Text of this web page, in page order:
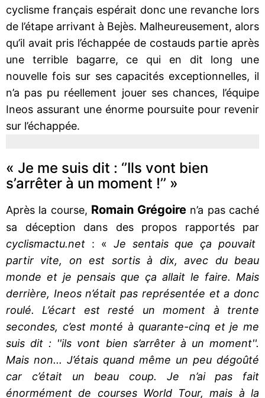
cyclisme français espérait donc une revanche lors
de l’étape arrivant à Bejès. Malheureusement, alors
qu’il avait pris l’échappée de costauds partie après
une terrible bagarre, ce qui en dit long une
nouvelle fois sur ses capacités exceptionnelles, il
n’a pas pu réellement jouer ses chances, l’équipe
Ineos assurant une énorme poursuite pour revenir
sur l’échappée.
« Je me suis dit : ‘’Ils vont bien
s’arrêter à un moment !’’ »
Après la course, Romain Grégoire n’a pas caché
sa déception dans des propos rapportés par
cyclismactu.net : « Je sentais que ça pouvait
partir vite, on est sortis à dix, avec du beau
monde et je pensais que ça allait le faire. Mais
derrière, Ineos n’était pas représentée et a donc
roulé. L’écart est resté un moment à trente
secondes, c’est monté à quarante-cinq et je me
suis dit : ''ils vont bien s’arrêter à un moment''.
Mais non... J’étais quand même un peu dégoûté
car c’était un beau coup. Je n’ai pas fait
énormément de courses World Tour, mais à la